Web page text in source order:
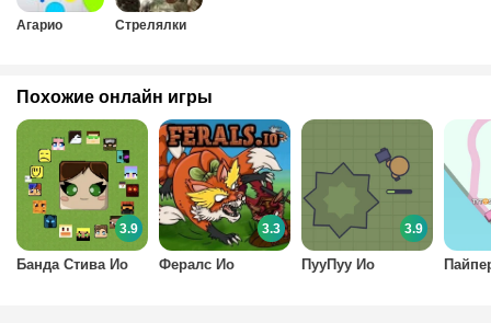
Агарио Стрелялки
Похожие онлайн игры
Банда Стива Ио
3.9
Фералс Ио
3.3
ПууПуу Ио
3.9